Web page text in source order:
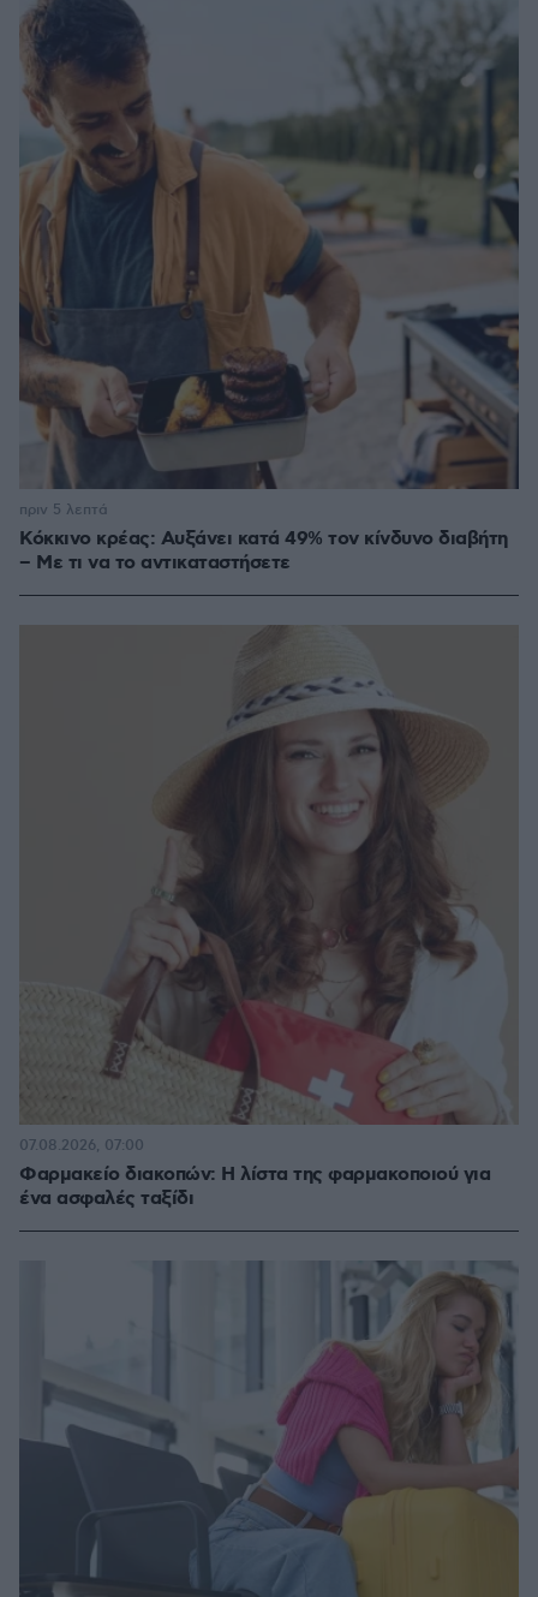
Κόκκινο κρέας: Αυξάνει κατά 49% τον κίνδυνο διαβήτη
– Με τι να το αντικαταστήσετε
πριν 5 λεπτά
Φαρμακείο διακοπών: Η λίστα της φαρμακοποιού για
ένα ασφαλές ταξίδι
07.08.2026, 07:00